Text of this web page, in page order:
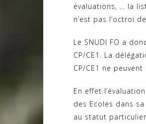
évaluations, … la
n’est pas l’octroi
Le SNUDI FO a
CP/CE1. La
CP/CE1 ne
En effet
des Ecoles dans
au statut